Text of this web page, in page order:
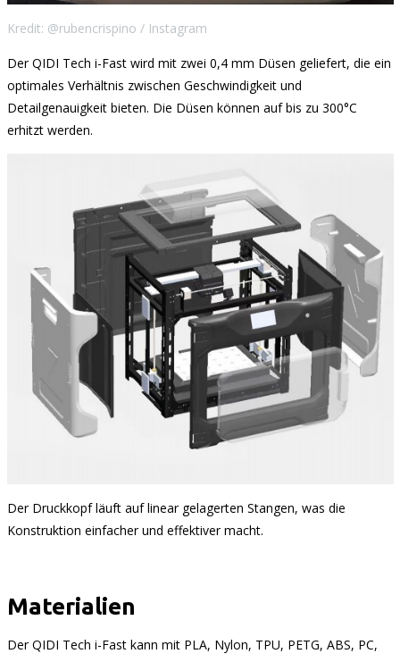
Kredit: @rubencrispino / Instagram
Der QIDI Tech i-Fast wird mit zwei 0,4 mm Düsen geliefert, die ein
optimales Verhältnis zwischen Geschwindigkeit und
Detailgenauigkeit bieten. Die Düsen können auf bis zu 300°C
erhitzt werden.
Der Druckkopf läuft auf linear gelagerten Stangen, was die
Konstruktion einfacher und effektiver macht.
Materialien
Der QIDI Tech i-Fast kann mit PLA, Nylon, TPU, PETG, ABS, PC,